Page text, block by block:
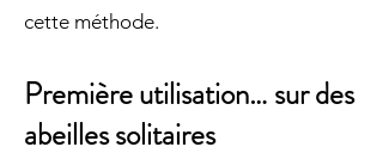
cette méthode.
Première utilisation… sur des
abeilles solitaires